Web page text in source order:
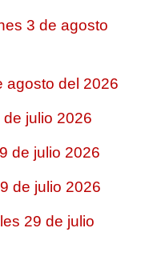
3 de agosto
agosto del 2026
julio 2026
de julio 2026
de julio 2026
29 de julio